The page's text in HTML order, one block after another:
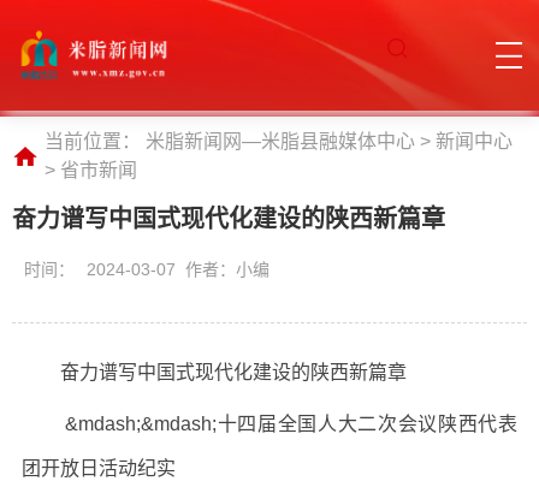
当前位置： 米脂新闻网—米脂县融媒体中心 > 新闻中心
> 省市新闻
奋力谱写中国式现代化建设的陕西新篇章
时间： 2024-03-07 作者：小编
奋力谱写中国式现代化建设的陕西新篇章
&mdash;&mdash;十四届全国人大二次会议陕西代表
团开放日活动纪实